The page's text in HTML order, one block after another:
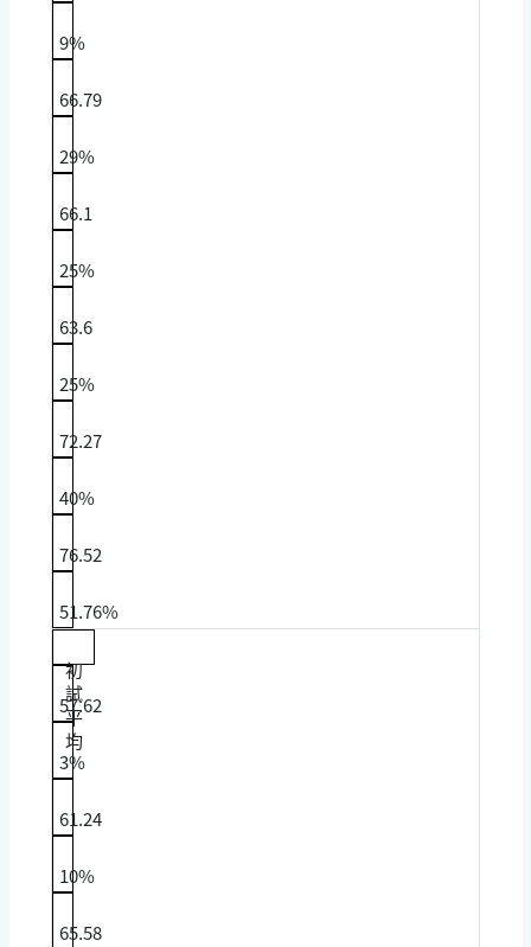
9%
66.79
29%
66.1
25%
63.6
25%
72.27
40%
76.52
51.76%
初
試
平
均
57.62
3%
61.24
10%
65.58